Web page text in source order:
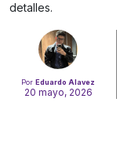
Por Eduardo Alavez
20 mayo, 2026
detalles.